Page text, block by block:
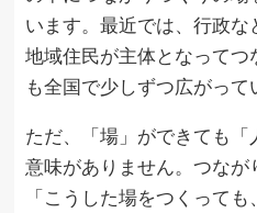
います。最近では、行政な
地域住民が主体となって
も全国で少しずつ広がって
ただ、「場」ができても「
意味がありません。つなが
「こうした場をつくって